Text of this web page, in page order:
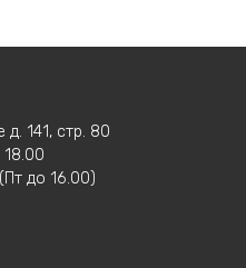
141, стр. 80
до 16.00)